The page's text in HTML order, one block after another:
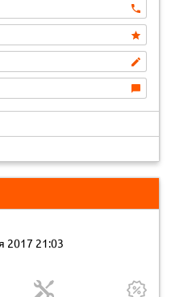
2017 21:03